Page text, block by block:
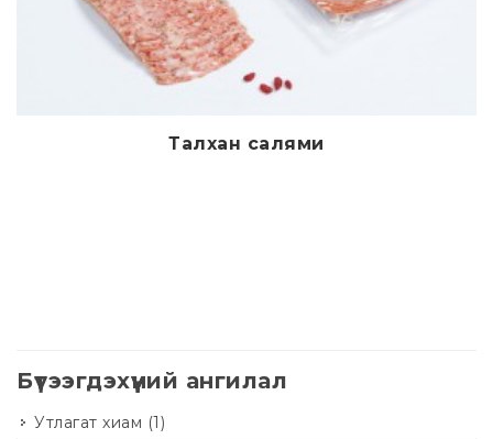
ДэлгэрэнгүйТалхан салями
Бүтээгдэхүүний ангилал
Утлагат хиам (1)